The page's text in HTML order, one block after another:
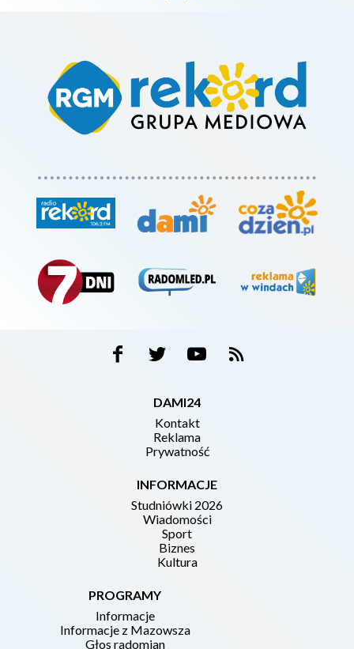
DAMI24
Kontakt
Reklama
Prywatność
INFORMACJE
Studniówki 2026
Wiadomości
Sport
Biznes
Kultura
PROGRAMY
Informacje
Informacje z Mazowsza
Głos radomian